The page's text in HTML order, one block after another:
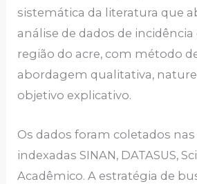
sistemática da literatura que
análise de dados de
região do acre, com método
abordagem qualitativa,
objetivo explicativo.
Os dados foram coletados
indexadas SINAN, DATASUS,
Acadêmico. A estratégia de